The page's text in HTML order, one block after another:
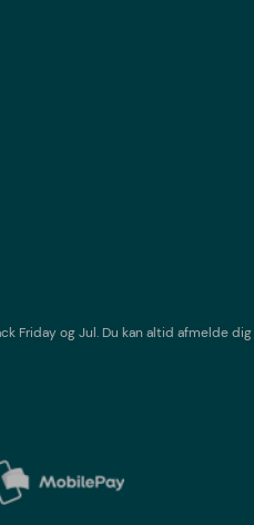
Friday og Jul. Du kan altid afmelde dig